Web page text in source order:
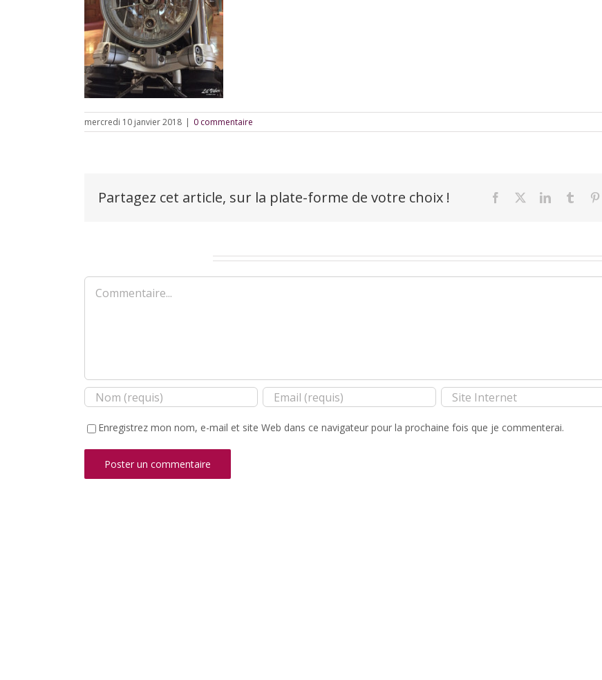
mercredi 10 janvier 2018 | 0 commentaire
Partagez cet article, sur la plate-forme de votre choix ! Facebook LinkedInTumblr
Commentaire
Enregistrez mon nom, e-mail et site Web dans ce navigateur pour la prochaine fois que je commenterai.